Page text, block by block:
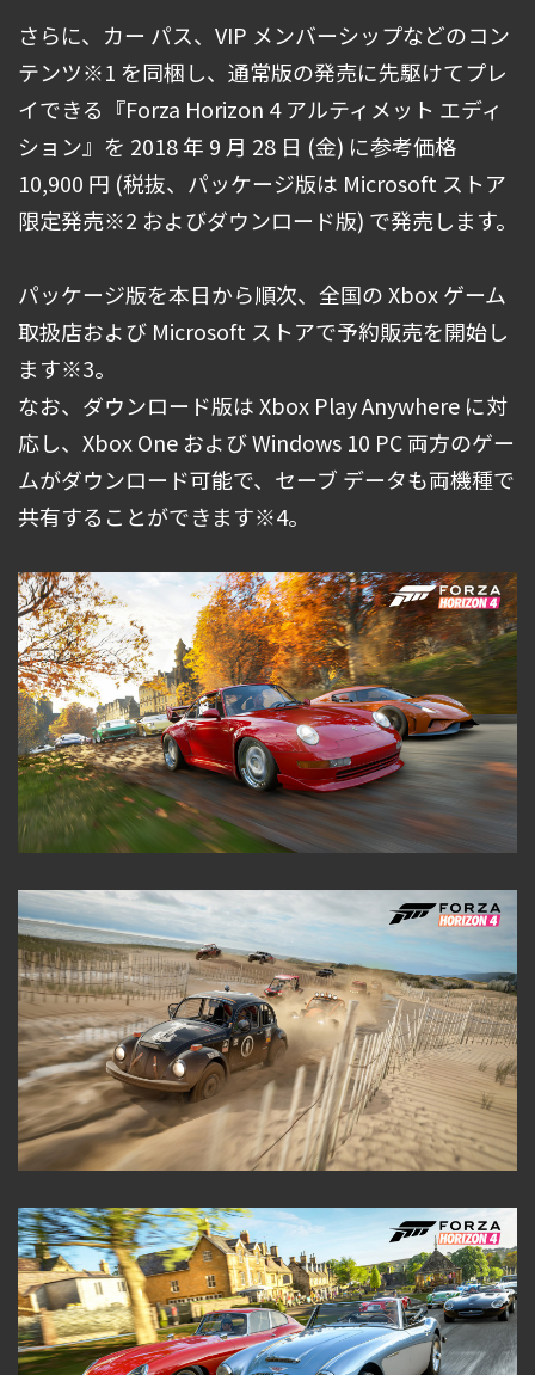
さらに、カー パス、VIP メンバーシップなどのコン
テンツ※1 を同梱し、通常版の発売に先駆けてプレ
イできる『Forza Horizon 4 アルティメット エディ
ション』を 2018 年 9 月 28 日 (金) に参考価格
10,900 円 (税抜、パッケージ版は Microsoft ストア
限定発売※2 およびダウンロード版) で発売します。
パッケージ版を本日から順次、全国の Xbox ゲーム
取扱店および Microsoft ストアで予約販売を開始し
ます※3。
なお、ダウンロード版は Xbox Play Anywhere に対
応し、Xbox One および Windows 10 PC 両方のゲー
ムがダウンロード可能で、セーブ データも両機種で
共有することができます※4。